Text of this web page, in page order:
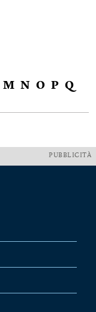
M N O P Q
PUBBLICITÀ